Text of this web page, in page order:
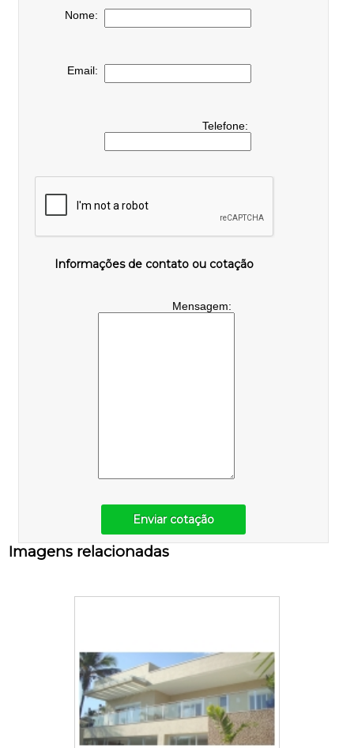
Nome:
Email:
Telefone:
Informações de contato ou cotação
Mensagem:
Enviar cotação
Imagens relacionadas